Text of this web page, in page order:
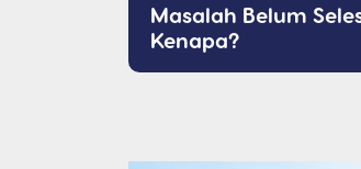
Masalah Belum
Kenapa?